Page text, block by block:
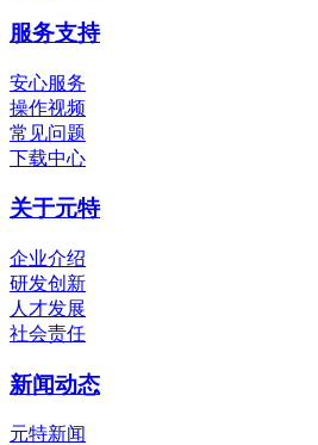
服务支持
安心服务
操作视频
常见问题
下载中心
关于元特
企业介绍
研发创新
人才发展
社会责任
新闻动态
元特新闻